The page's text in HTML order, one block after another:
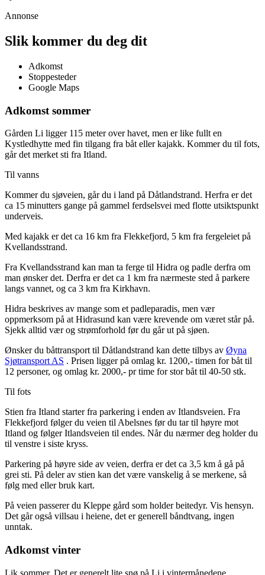
Annonse
Slik kommer du deg dit
Adkomst
Stoppesteder
Google Maps
Adkomst sommer
Gården Li ligger 115 meter over havet, men er like fullt en
Kystledhytte med fin tilgang fra båt eller kajakk. Kommer du til fots,
går det merket sti fra Itland.
Til vanns
Kommer du sjøveien, går du i land på Dåtlandstrand. Herfra er det
ca 15 minutters gange på gammel ferdselsvei med flotte utsiktspunkt
underveis.
Med kajakk er det ca 16 km fra Flekkefjord, 5 km fra fergeleiet på
Kvellandsstrand.
Fra Kvellandsstrand kan man ta ferge til Hidra og padle derfra om
man ønsker det. Derfra er det ca 1 km fra nærmeste sted å parkere
langs vannet, og ca 3 km fra Kirkhavn.
Hidra beskrives av mange som et padleparadis, men vær
oppmerksom på at Hidrasund kan være krevende om været står på.
Sjekk alltid vær og strømforhold før du går ut på sjøen.
Ønsker du båttransport til Dåtlandstrand kan dette tilbys av Øyna
Sjøtransport AS . Prisen ligger på omlag kr. 1200,- timen for båt til
12 personer, og omlag kr. 2000,- pr time for stor båt til 40-50 stk.
Til fots
Stien fra Itland starter fra parkering i enden av Itlandsveien. Fra
Flekkefjord følger du veien til Abelsnes før du tar til høyre mot
Itland og følger Itlandsveien til endes. Når du nærmer deg holder du
til venstre i siste kryss.
Parkering på høyre side av veien, derfra er det ca 3,5 km å gå på
grei sti. På deler av stien kan det være vanskelig å se merkene, så
følg med eller bruk kart.
På veien passerer du Kleppe gård som holder beitedyr. Vis hensyn.
Det går også villsau i heiene, det er generell båndtvang, ingen
unntak.
Adkomst vinter
Lik sommer. Det er generelt lite snø på Li i vintermånedene.